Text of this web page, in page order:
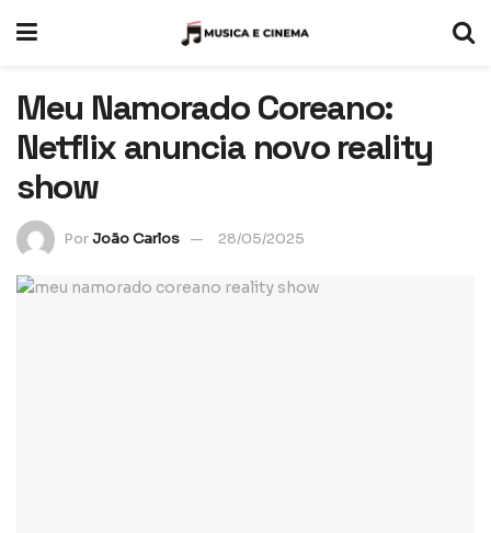
Meu Namorado Coreano:
Netflix anuncia novo reality
show
PorJoão Carlos 28/05/2025